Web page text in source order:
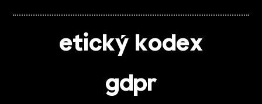
etický kodex
gdpr